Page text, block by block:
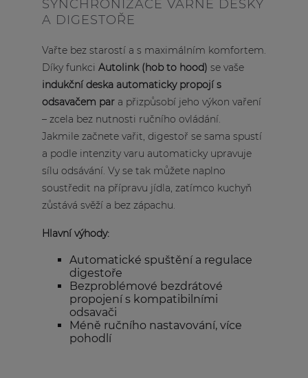
SYNCHRONIZACE VARNÉ DESKY
A DIGESTOŘE
Vařte bez starostí a s maximálním komfortem.
Díky funkci Autolink (hob to hood) se vaše
indukční deska automaticky propojí s
odsavačem para přizpůsobí jeho výkon vaření
– zcela bez nutnosti ručního ovládání.
Jakmile začnete vařit, digestoř se sama spustí
a podle intenzity varu automaticky upravuje
sílu odsávání. Vy se tak můžete naplno
soustředit na přípravu jídla, zatímco kuchyň
zůstává svěží a bez zápachu.
Hlavní výhody:
Automatické spuštění a regulace
digestoře
Bezproblémové bezdrátové
propojení s kompatibilními
odsavači
Méně ručního nastavování, více
pohodlí